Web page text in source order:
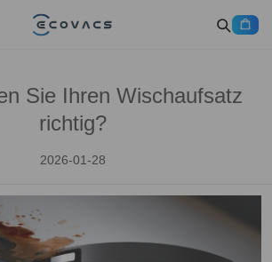
Sie Ihren Wischaufsatz
richtig?
2026-01-28